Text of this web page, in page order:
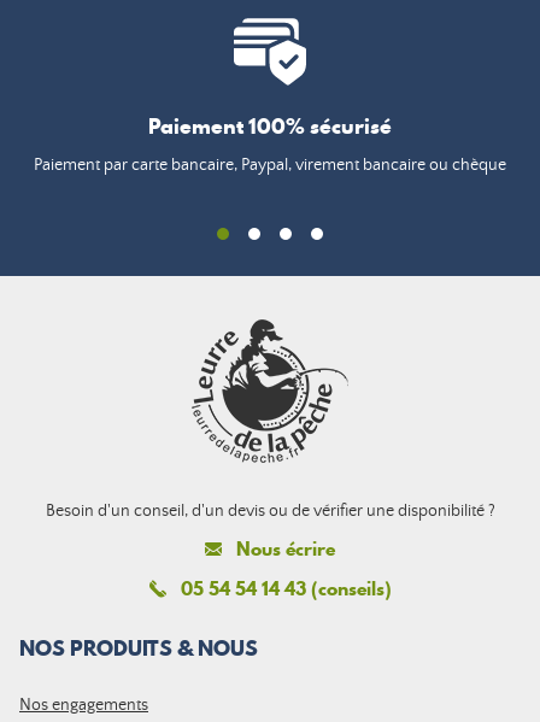
Paiement 100% sécurisé
Paiement par carte bancaire, Paypal, virement bancaire ou chèque
Besoin d'un conseil, d'un devis ou de vérifier une disponibilité ?
Nous écrire
05 54 54 14 43 (conseils)
NOS PRODUITS & NOUS
Nos engagements